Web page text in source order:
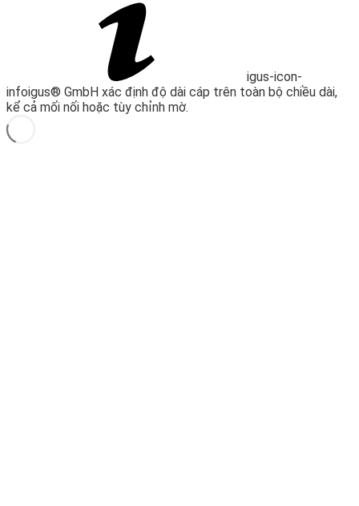
igus-icon-
infoigus® GmbH xác định độ dài cáp trên toàn bộ chiều dài,
kể cả mối nối hoặc tùy chỉnh mờ.